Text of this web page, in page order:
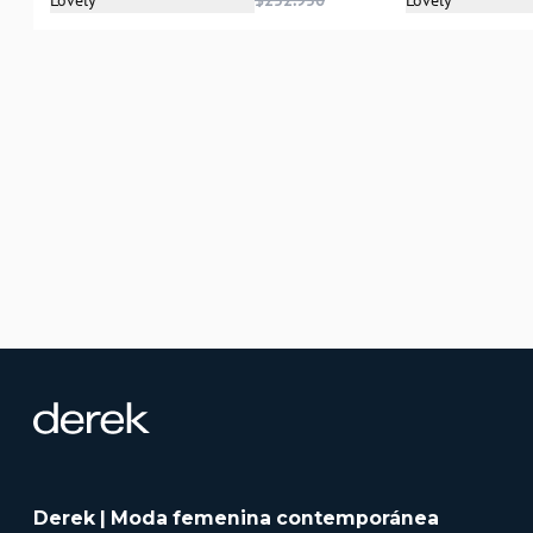
Derek | Moda femenina contemporánea